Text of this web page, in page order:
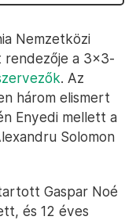
Nemzetközi
rendezője a 3x3-
. Az
három elismert
Enyedi mellett a
Solomon
Gaspar Noé
és 12 éves